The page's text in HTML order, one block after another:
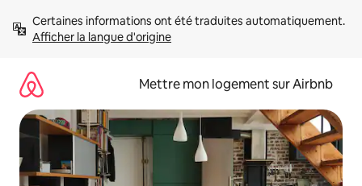
directement
Afficher la langue d'origine
Mettre mon logement sur Airbnb